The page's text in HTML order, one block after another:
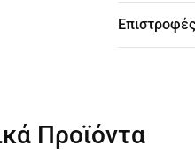
Επιστροφές
Προϊόντα